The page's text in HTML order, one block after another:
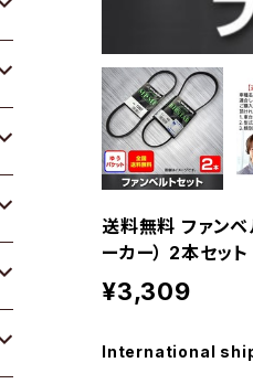
送料無料 ファン
ーカー） 2本セッ
¥3,309
International